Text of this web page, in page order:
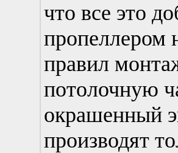
что все это
пропеллером
правил
потолочную
окрашенный
производят